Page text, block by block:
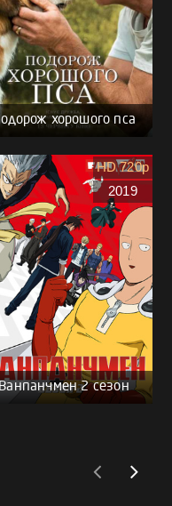
хорошого пса
Ванпанчмен 2 сезон
HD 720p
2019